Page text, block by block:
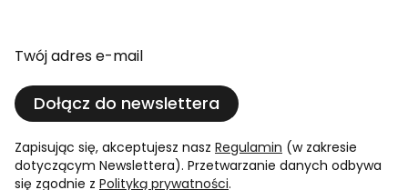
Twój adres e-mail
Dołącz do newslettera
Zapisując się, akceptujesz nasz Regulamin (w zakresie
dotyczącym Newslettera). Przetwarzanie danych odbywa
się zgodnie z Polityką prywatności.